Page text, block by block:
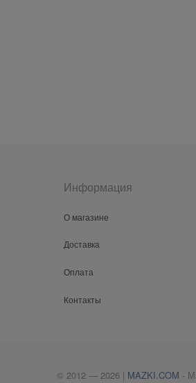
Информация
О магазине
Доставка
Оплата
Контакты
© 2012 — 2026 | MAZKI.COM -